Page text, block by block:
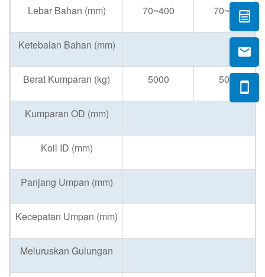
Lebar Bahan (mm) 70~400 70~600
Ketebalan Bahan (mm)
Berat Kumparan (kg) 5000 5000
Kumparan OD (mm)
Koil ID (mm)
Panjang Umpan (mm)
Kecepatan Umpan (mm)
Meluruskan Gulungan